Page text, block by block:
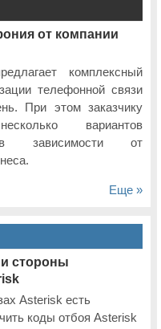
от компании
комплексный
телефонной связи
При этом заказчику
вариантов
зависимости от
Еще »
и стороны
Asterisk есть
коды отбоя Asterisk